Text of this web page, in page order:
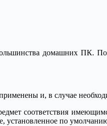
домашних ПК.
и, в случае
соответствия
установленное по